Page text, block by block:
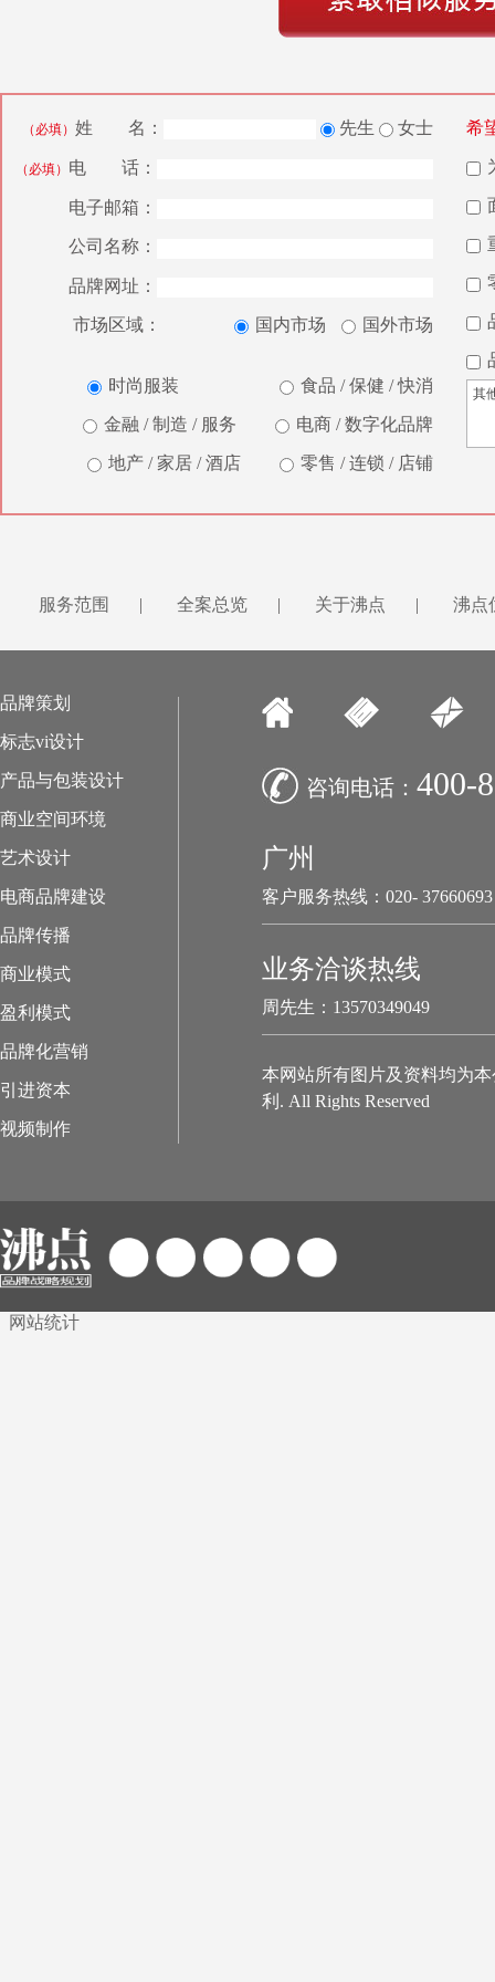
（必填） 姓 名： 先生 女士
（必填） 电 话：
电子邮箱：
公司名称：
品牌网址：
国内市场 国外市场
市场区域：
时尚服装 食品 / 保健 / 快消
金融 / 制造 / 服务 电商 / 数字化品牌
地产 / 家居 / 酒店 零售 / 连锁 / 店铺
希
服务范围 | 全案总览 | 关于沸点 | 沸点
品牌策划
标志vi设计
产品与包装设计
商业空间环境
艺术设计
电商品牌建设
品牌传播
商业模式
盈利模式
品牌化营销
引进资本
视频制作
咨询电话： 400-
广州
客户服务热线：020- 37660693
业务洽谈热线
周先生：13570349049
本网站所有图片及资料均为
利. All Rights Reserved
网站统计